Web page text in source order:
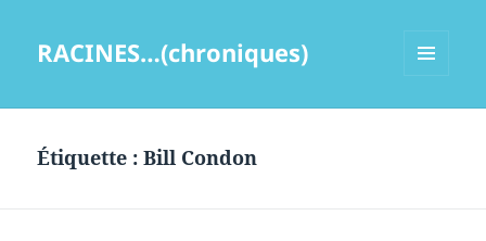
RACINES…(chroniques)
Étiquette :Bill Condon